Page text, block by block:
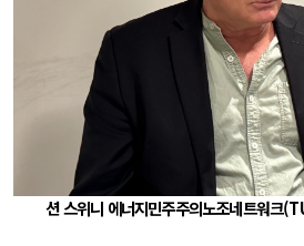
션 스위니 에너지민주주의노조네트워크